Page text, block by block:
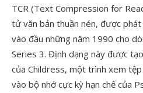
TCR (Text Compression for
tử văn bản thuần nén, được
vào đầu những năm 1990 cho
Series 3. Định dạng này được
của Childress, một trình xem
vào bộ nhớ cực kỳ hạn chế của